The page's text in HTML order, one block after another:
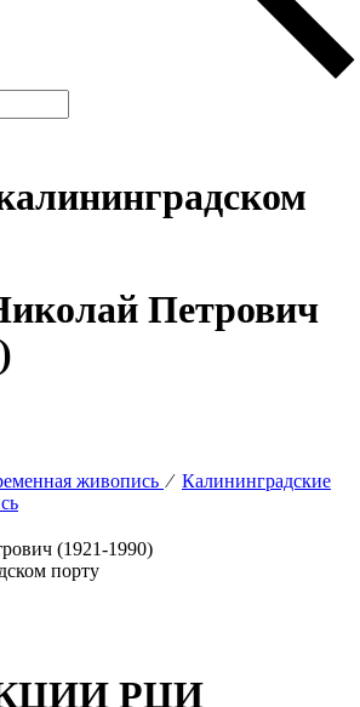
Петрович
живопись ⁄ Калининградские
(1921-1990)
порту
РЦИ